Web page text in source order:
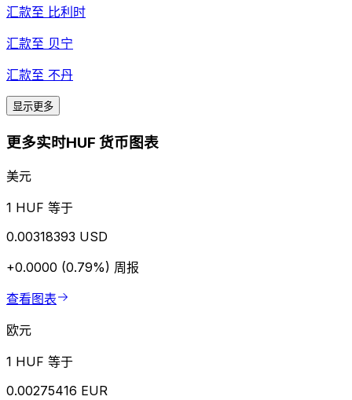
汇款至 比利时
汇款至 贝宁
汇款至 不丹
显示更多
更多实时HUF 货币图表
美元
1 HUF 等于
0.00318393 USD
+0.0000 (0.79%) 周报
查看图表
欧元
1 HUF 等于
0.00275416 EUR